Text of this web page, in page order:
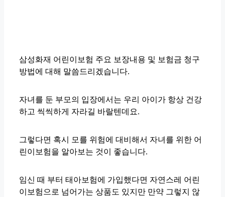
삼성화재 어린이보험 주요 보장내용 및 보험금 청구
방법에 대해 말씀드리겠습니다.
자녀를 둔 부모의 입장에서는 우리 아이가 항상 건강
하고 씩씩하게 자라길 바랄텐데요.
그렇다면 혹시 모를 위험에 대비해서 자녀를 위한 어
린이보험을 알아보는 것이 좋습니다.
임신 때 부터 태아보험에 가입했다면 자연스레 어린
이보험으로 넘어가는 상품도 있지만 만약 그렇지 않